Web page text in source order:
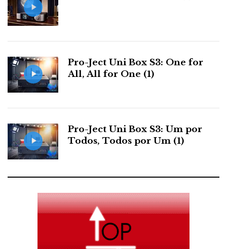
Pro-Ject Uni Box S3: One for
All, All for One (1)
Pro-Ject Uni Box S3: Um por
Todos, Todos por Um (1)